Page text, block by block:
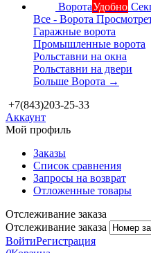
ВоротаУдобно
Все - Ворота
Гаражные ворота
Промышленные ворота
Рольставни на окна
Рольставни на двери
Больше Ворота →
+7(843)203-25-33
Аккаунт
Мой профиль
Заказы
Список сравнения
Запросы на возврат
Отложенные товары
Отслеживание заказа
Отслеживание заказа
ВойтиРегистрация